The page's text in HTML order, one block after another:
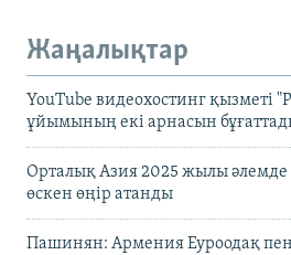
Жаңалықтар
YouTube видеохостинг қызметі
ұйымының екі арнасын
Орталық Азия 2025 жылы
өскен өңір атанды
Пашинян: Армения Еуроодақ